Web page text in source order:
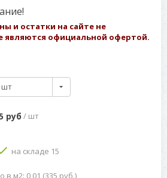
и остатки на сайте не
являются официальной офертой.
шт
руб / шт
на складе 15
м2: 0,01 (335 руб.)